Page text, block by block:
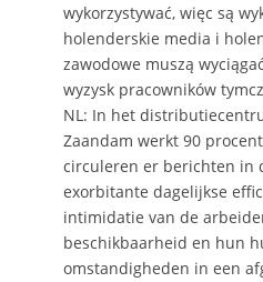
wykorzystywać, więc są
holenderskie media i
zawodowe muszą
wyzysk pracowników
NL: In het
Zaandam werkt 90
circuleren er berichten in
exorbitante dagelijkse
intimidatie van de
beschikbaarheid en hun
omstandigheden in een